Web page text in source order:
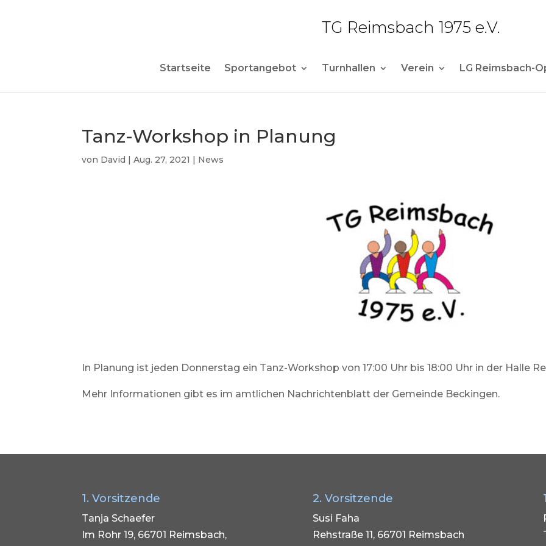
TG Reimsbach 1975 e.V.
Startseite Sportangebot Turnhallen Verein LG Reimsbach-
Tanz-Workshop in Planung
von David |Aug. 27, 2021 | News
In Planung ist jeden Donnerstag ein Tanz-Workshop von 17:00 Uhr bis 18:00 Uhr in der Halle
Mehr Informationen gibt es im amtlichen Nachrichtenblatt der Gemeinde Beckingen.
1. Vorsitzende
Tanja Schaefer
Im Rohr 19, 66701 Reimsbach,
2. Vorsitzende
Susi Faha
Rehstraße 11, 66701 Reimsbach